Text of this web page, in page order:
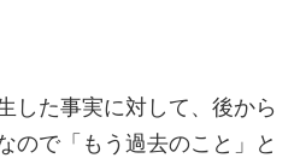
した事実に対して、後から
ので「もう過去のこと」と